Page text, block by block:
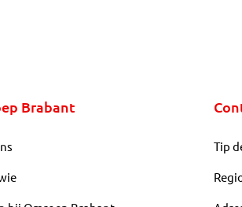
Brabant
Tip